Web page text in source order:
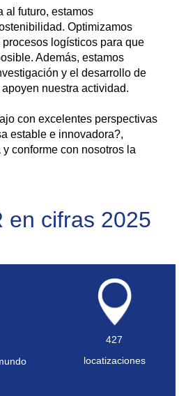
al futuro, estamos
Optimizamos
logísticos para que
Además, estamos
y el desarrollo de
nuestra actividad.
con excelentes perspectivas
estable e innovadora?,
conforme con nosotros la
en cifras 2025
427
locatizaciones